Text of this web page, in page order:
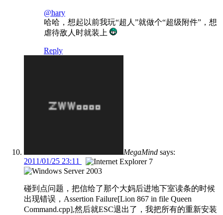
@hary
哈哈，想起以前我玩“超人”就做个“超级附件”，想
虐待敌人时就装上
Reply
MegaMind says:
2011/01/25 23:11
碰到点问题，把信给了那个大妈后进地下室读条的时候
出现错误，Assertion Failure[Lion 867 in file Queen
Command.cpp],然后就ESC退出了，我把所有的重新安装